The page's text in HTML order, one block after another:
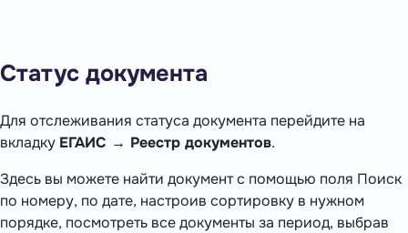
Статус документа
Для отслеживания статуса документа перейдите на
вкладку ЕГАИС → Реестр документов.
Здесь вы можете найти документ с помощью поля Поиск
по номеру, по дате, настроив сортировку в нужном
порядке, посмотреть все документы за период, выбрав